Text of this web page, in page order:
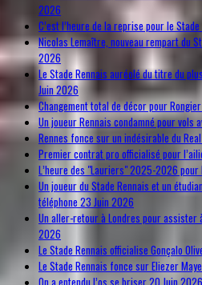
2026
C’est l’heure de la reprise pour le Stade
Nicolas Lemaître, nouveau rempart du
2026
Le Stade Rennais auréolé du titre du
Juin 2026
Changement total de décor pour Rongier
Un joueur Rennais condamné pour vols
Rennes fonce sur un indésirable du
Premier contrat pro officialisé pour
L’heure des "Lauriers" 2025-2026 pour
Un joueur du Stade Rennais et un
téléphone 23 Juin 2026
Un aller-retour à Londres pour assister
2026
Le Stade Rennais officialise Gonçalo
Le Stade Rennais fonce sur Eliezer